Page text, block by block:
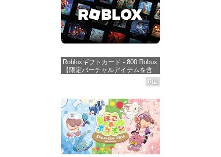
Robloxギフトカード - 800 Robux
【限定バーチャルアイテムを含
む】 【オンラインゲームコー
ド】 ロブロックス | オンライン
価格：¥1,300
6位